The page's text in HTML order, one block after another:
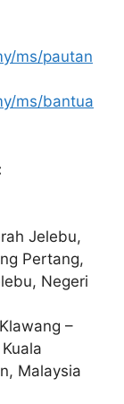
ms/pautan
ms/bantua
Jelebu,
Pertang,
Negeri
–
Malaysia